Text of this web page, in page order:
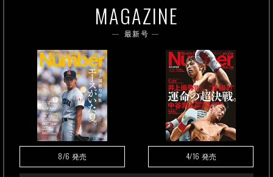
MAGAZINE
最新号
8/6 発売 4/16 発売